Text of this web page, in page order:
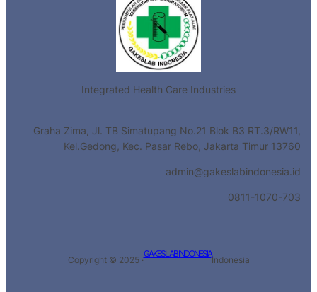
Integrated Health Care Industries
Graha Zima, Jl. TB Simatupang No.21 Blok B3 RT.3/RW11,
Kel.Gedong, Kec. Pasar Rebo, Jakarta Timur 13760
admin@gakeslabindonesia.id
0811-1070-703
Copyright © 2025 ·
GAKESLAB INDONESIA
Indonesia